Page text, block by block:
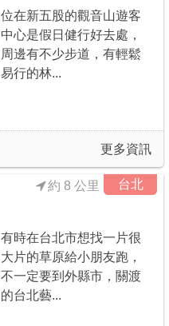
位在新五股的觀音山遊客
中心是假日健行好去處，
周邊有不少步道，有輕鬆
易行的林...
更多資訊
台北
約 8 公里
有時在台北市想找一片很
大片的草原給小朋友跑，
不一定要到外縣市，關渡
的台北藝...